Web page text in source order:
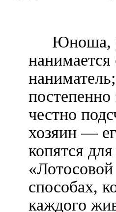
Юноша,
нанимается
постепенно
честно
хозяин —
копятся
способах,
каждого